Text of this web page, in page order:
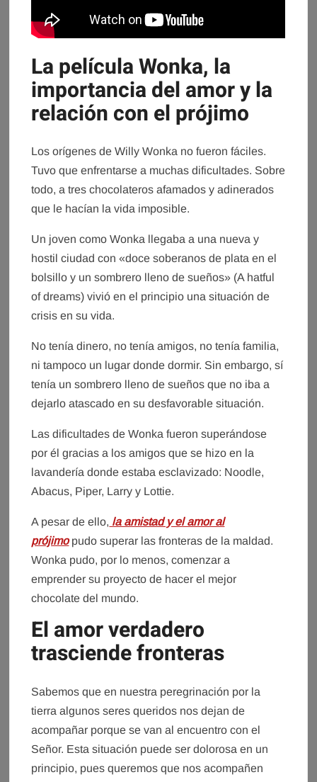
La película Wonka, la
importancia del amor y la
relación con el prójimo
Los orígenes de Willy Wonka no fueron fáciles.
Tuvo que enfrentarse a muchas dificultades. Sobre
todo, a tres chocolateros afamados y adinerados
que le hacían la vida imposible.
Un joven como Wonka llegaba a una nueva y
hostil ciudad con «doce soberanos de plata en el
bolsillo y un sombrero lleno de sueños» (A hatful
of dreams) vivió en el principio una situación de
crisis en su vida.
No tenía dinero, no tenía amigos, no tenía familia,
ni tampoco un lugar donde dormir. Sin embargo, sí
tenía un sombrero lleno de sueños que no iba a
dejarlo atascado en su desfavorable situación.
Las dificultades de Wonka fueron superándose
por él gracias a los amigos que se hizo en la
lavandería donde estaba esclavizado: Noodle,
Abacus, Piper, Larry y Lottie.
A pesar de ello, la amistad y el amor al
prójimopudo superar las fronteras de la maldad.
Wonka pudo, por lo menos, comenzar a
emprender su proyecto de hacer el mejor
chocolate del mundo.
El amor verdadero
trasciende fronteras
Sabemos que en nuestra peregrinación por la
tierra algunos seres queridos nos dejan de
acompañar porque se van al encuentro con el
Señor. Esta situación puede ser dolorosa en un
principio, pues queremos que nos acompañen